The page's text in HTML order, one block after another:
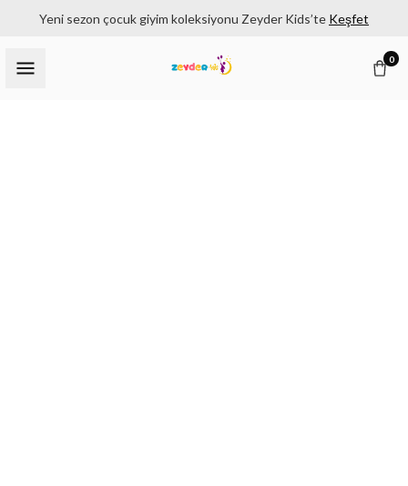
Yeni sezon çocuk giyim koleksiyonu Zeyder Kids’te Keşfet
0